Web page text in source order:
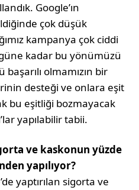
Google’ın
çok düşük
kampanya çok ciddi
kadar bu yönümüzü
olmamızın bir
desteği ve onlara eşit
bu eşitliği bozmayacak
yapılabilir tabii.
ve kas­konun yüzde
yapılıyor?
yaptırılan si­gorta ve